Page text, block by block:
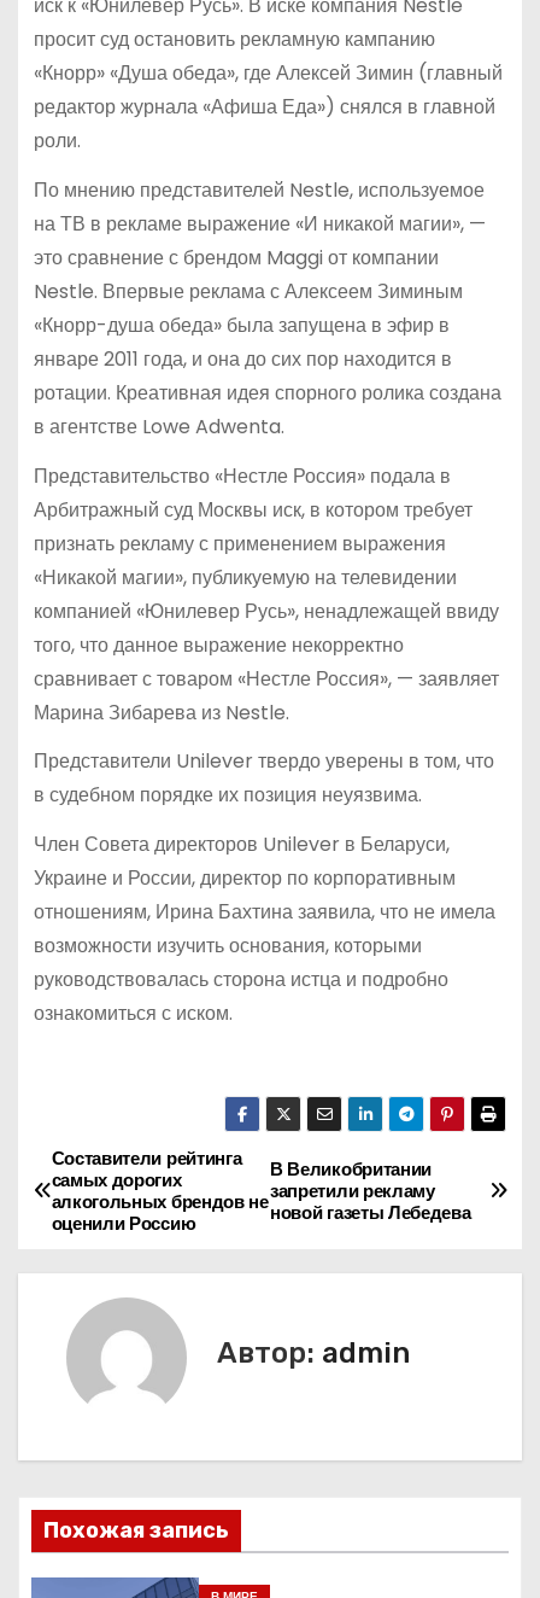
просит суд остановить рекламную кампанию
«Кнорр» «Душа обеда», где Алексей Зимин (главный
редактор журнала «Афиша Еда») снялся в главной
роли.
По мнению представителей Nestle, используемое
на ТВ в рекламе выражение «И никакой магии», —
это сравнение с брендом Maggi от компании
Nestle. Впервые реклама с Алексеем Зиминым
«Кнорр-душа обеда» была запущена в эфир в
январе 2011 года, и она до сих пор находится в
ротации. Креативная идея спорного ролика создана
в агентстве Lowe Adwenta.
Представительство «Нестле Россия» подала в
Арбитражный суд Москвы иск, в котором требует
признать рекламу с применением выражения
«Никакой магии», публикуемую на телевидении
компанией «Юнилевер Русь», ненадлежащей ввиду
того, что данное выражение некорректно
сравнивает с товаром «Нестле Россия», — заявляет
Марина Зибарева из Nestle.
Представители Unilever твердо уверены в том, что
в судебном порядке их позиция неуязвима.
Член Совета директоров Unilever в Беларуси,
Украине и России, директор по корпоративным
отношениям, Ирина Бахтина заявила, что не имела
возможности изучить основания, которыми
руководствовалась сторона истца и подробно
ознакомиться с иском.
Н
а
в
ц
и
я
В Великобритании
запретили рекламу
новой газеты Лебедева
Составители рейтинга
самых дорогих
алкогольных брендов не
оценили Россию
Автор: admin
Похожая запись